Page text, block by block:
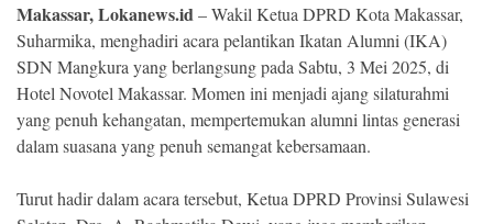
Makassar, Lokanews.id– Wakil Ketua DPRD Kota Makassar,
Suharmika, menghadiri acara pelantikan Ikatan Alumni (IKA)
SDN Mangkura yang berlangsung pada Sabtu, 3 Mei 2025, di
Hotel Novotel Makassar. Momen ini menjadi ajang silaturahmi
yang penuh kehangatan, mempertemukan alumni lintas generasi
dalam suasana yang penuh semangat kebersamaan.
Turut hadir dalam acara tersebut, Ketua DPRD Provinsi Sulawesi